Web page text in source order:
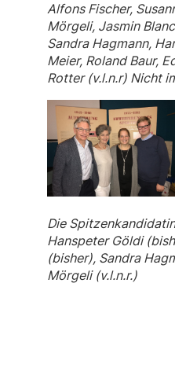
Alfons Fischer,
Mörgeli, Jasmin
Sandra Hagmann,
Meier, Roland Baur,
Rotter (v.l.n.r) Nicht
Die
Hanspeter Göldi
(bisher), Sandra
Mörgeli (v.l.n.r.)